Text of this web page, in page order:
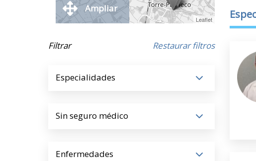
Leaflet
Ampliar
Filtrar Restaurar filtros
Especialidades
Sin seguro médico
Enfermedades